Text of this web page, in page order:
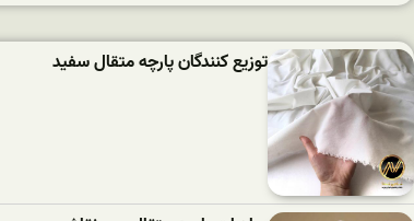
توزیع کنندگان پارچه متقال سفید